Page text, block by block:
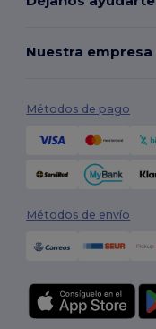
Nuestra empresa
Métodos de pago
Métodos de envío